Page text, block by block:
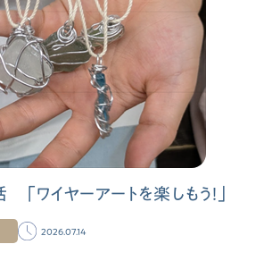
ワイヤーアートを楽しもう！」
2026.07.14